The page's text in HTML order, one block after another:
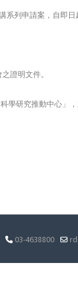
系列申請案，自即
證明文件。
學研究推動中心」
03-4638800